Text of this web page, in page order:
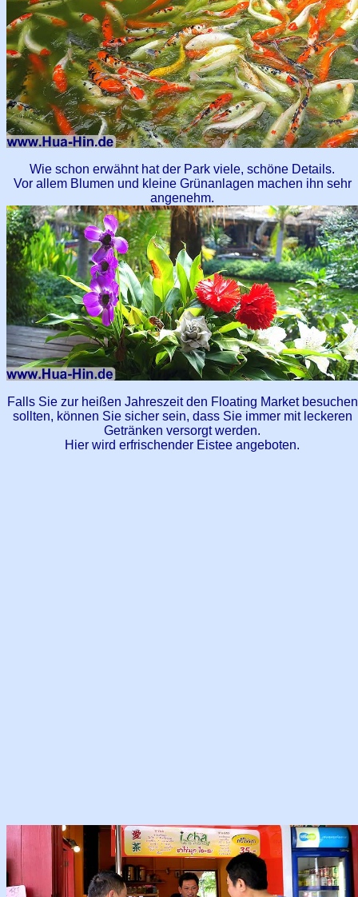
Wie schon erwähnt hat der Park viele, schöne Details.
Vor allem Blumen und kleine Grünanlagen machen ihn sehr
angenehm.
Falls Sie zur heißen Jahreszeit den Floating Market besuchen
sollten, können Sie sicher sein, dass Sie immer mit leckeren
Getränken versorgt werden.
Hier wird erfrischender Eistee angeboten.